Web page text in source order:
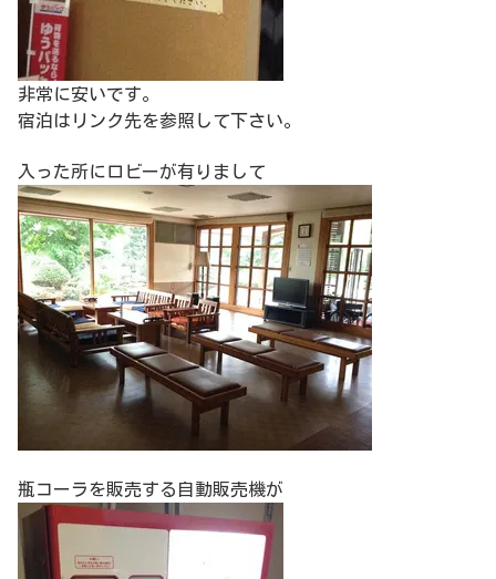
非常に安いです。
宿泊はリンク先を参照して下さい。
入った所にロビーが有りまして
瓶コーラを販売する自動販売機が